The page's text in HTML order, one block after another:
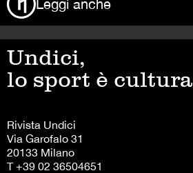
Leggi anche
Undici,
lo sport è cultura
Rivista Undici
Via Garofalo 31
20133 Milano
T +39 02 36504651